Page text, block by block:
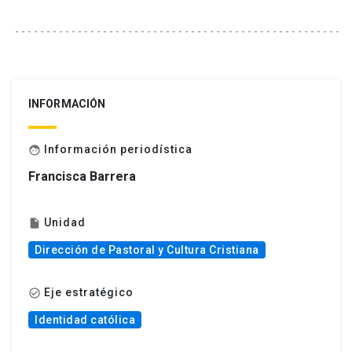
INFORMACIÓN
face Información periodística
Francisca Barrera
insert_drive_file Unidad
Dirección de Pastoral y Cultura Cristiana
check_circle_outline Eje estratégico
Identidad católica